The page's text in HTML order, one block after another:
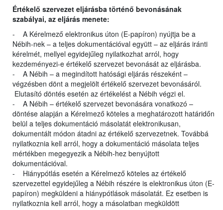
Értékelő szervezet eljárásba történő bevonásának
szabályai, az eljárás menete:
- A Kérelmező elektronikus úton (E-papíron) nyújtja be a
Nébih-nek – a teljes dokumentációval együtt – az eljárás iránti
kérelmét, mellyel egyidejűleg nyilatkozhat arról, hogy
kezdeményezi-e értékelő szervezet bevonását az eljárásba.
- A Nébih – a megindított hatósági eljárás részeként –
végzésben dönt a megjelölt értékelő szervezet bevonásáról.
Elutasító döntés esetén az értékelést a Nébih végzi el.
- A Nébih – értékelő szervezet bevonására vonatkozó –
döntése alapján a Kérelmező köteles a meghatározott határidőn
belül a teljes dokumentáció másolatát elektronikusan,
dokumentált módon átadni az értékelő szervezetnek. Továbbá
nyilatkoznia kell arról, hogy a dokumentáció másolata teljes
mértékben megegyezik a Nébih-hez benyújtott
dokumentációval.
- Hiánypótlás esetén a Kérelmező köteles az értékelő
szervezettel egyidejűleg a Nébih részére is elektronikus úton (E-
papíron) megküldeni a hiánypótlások másolatát. Ez esetben is
nyilatkoznia kell arról, hogy a másolatban megküldött